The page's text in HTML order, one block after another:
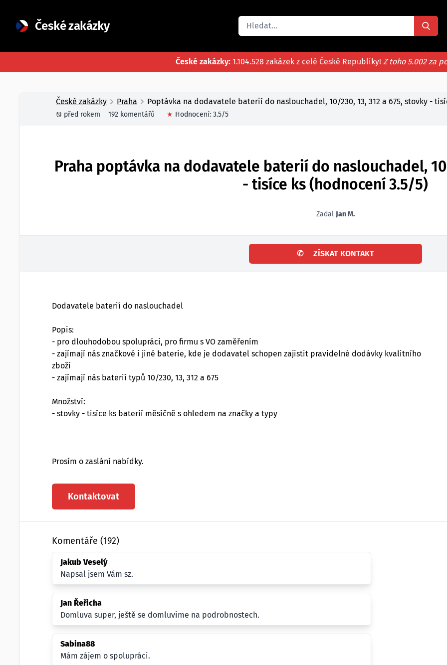
České zakázky
České zakázky: 1.104.528 zakázek z celé České Republiky! Z toho 5.002 za
České zakázky Praha Poptávka na dodavatele baterií do naslouchadel, 10/230, 13, 312 a 675, stovky -
před rokem 192 komentářů ★ Hodnocení: 3.5/5
Praha poptávka na dodavatele baterií do naslouchadel,
- tisíce ks (hodnocení 3.5/5)
Zadal Jan M.
✆ ZÍSKAT KONTAKT
Dodavatele baterií do naslouchadel
Popis:
- pro dlouhodobou spolupráci, pro firmu s VO zaměřením
- zajímají nás značkové i jiné baterie, kde je dodavatel schopen zajistit pravidelné dodávky kvalitního
zboží
- zajímají nás baterií typů 10/230, 13, 312 a 675
Množství:
- stovky - tisíce ks baterií měsíčně s ohledem na značky a typy
Prosím o zaslání nabídky.
Kontaktovat
Komentáře (192)
Jakub Veselý
Napsal jsem Vám sz.
Jan Řeřicha
Domluva super, ještě se domluvime na podrobnostech.
Sabina88
Mám zájem o spolupráci.